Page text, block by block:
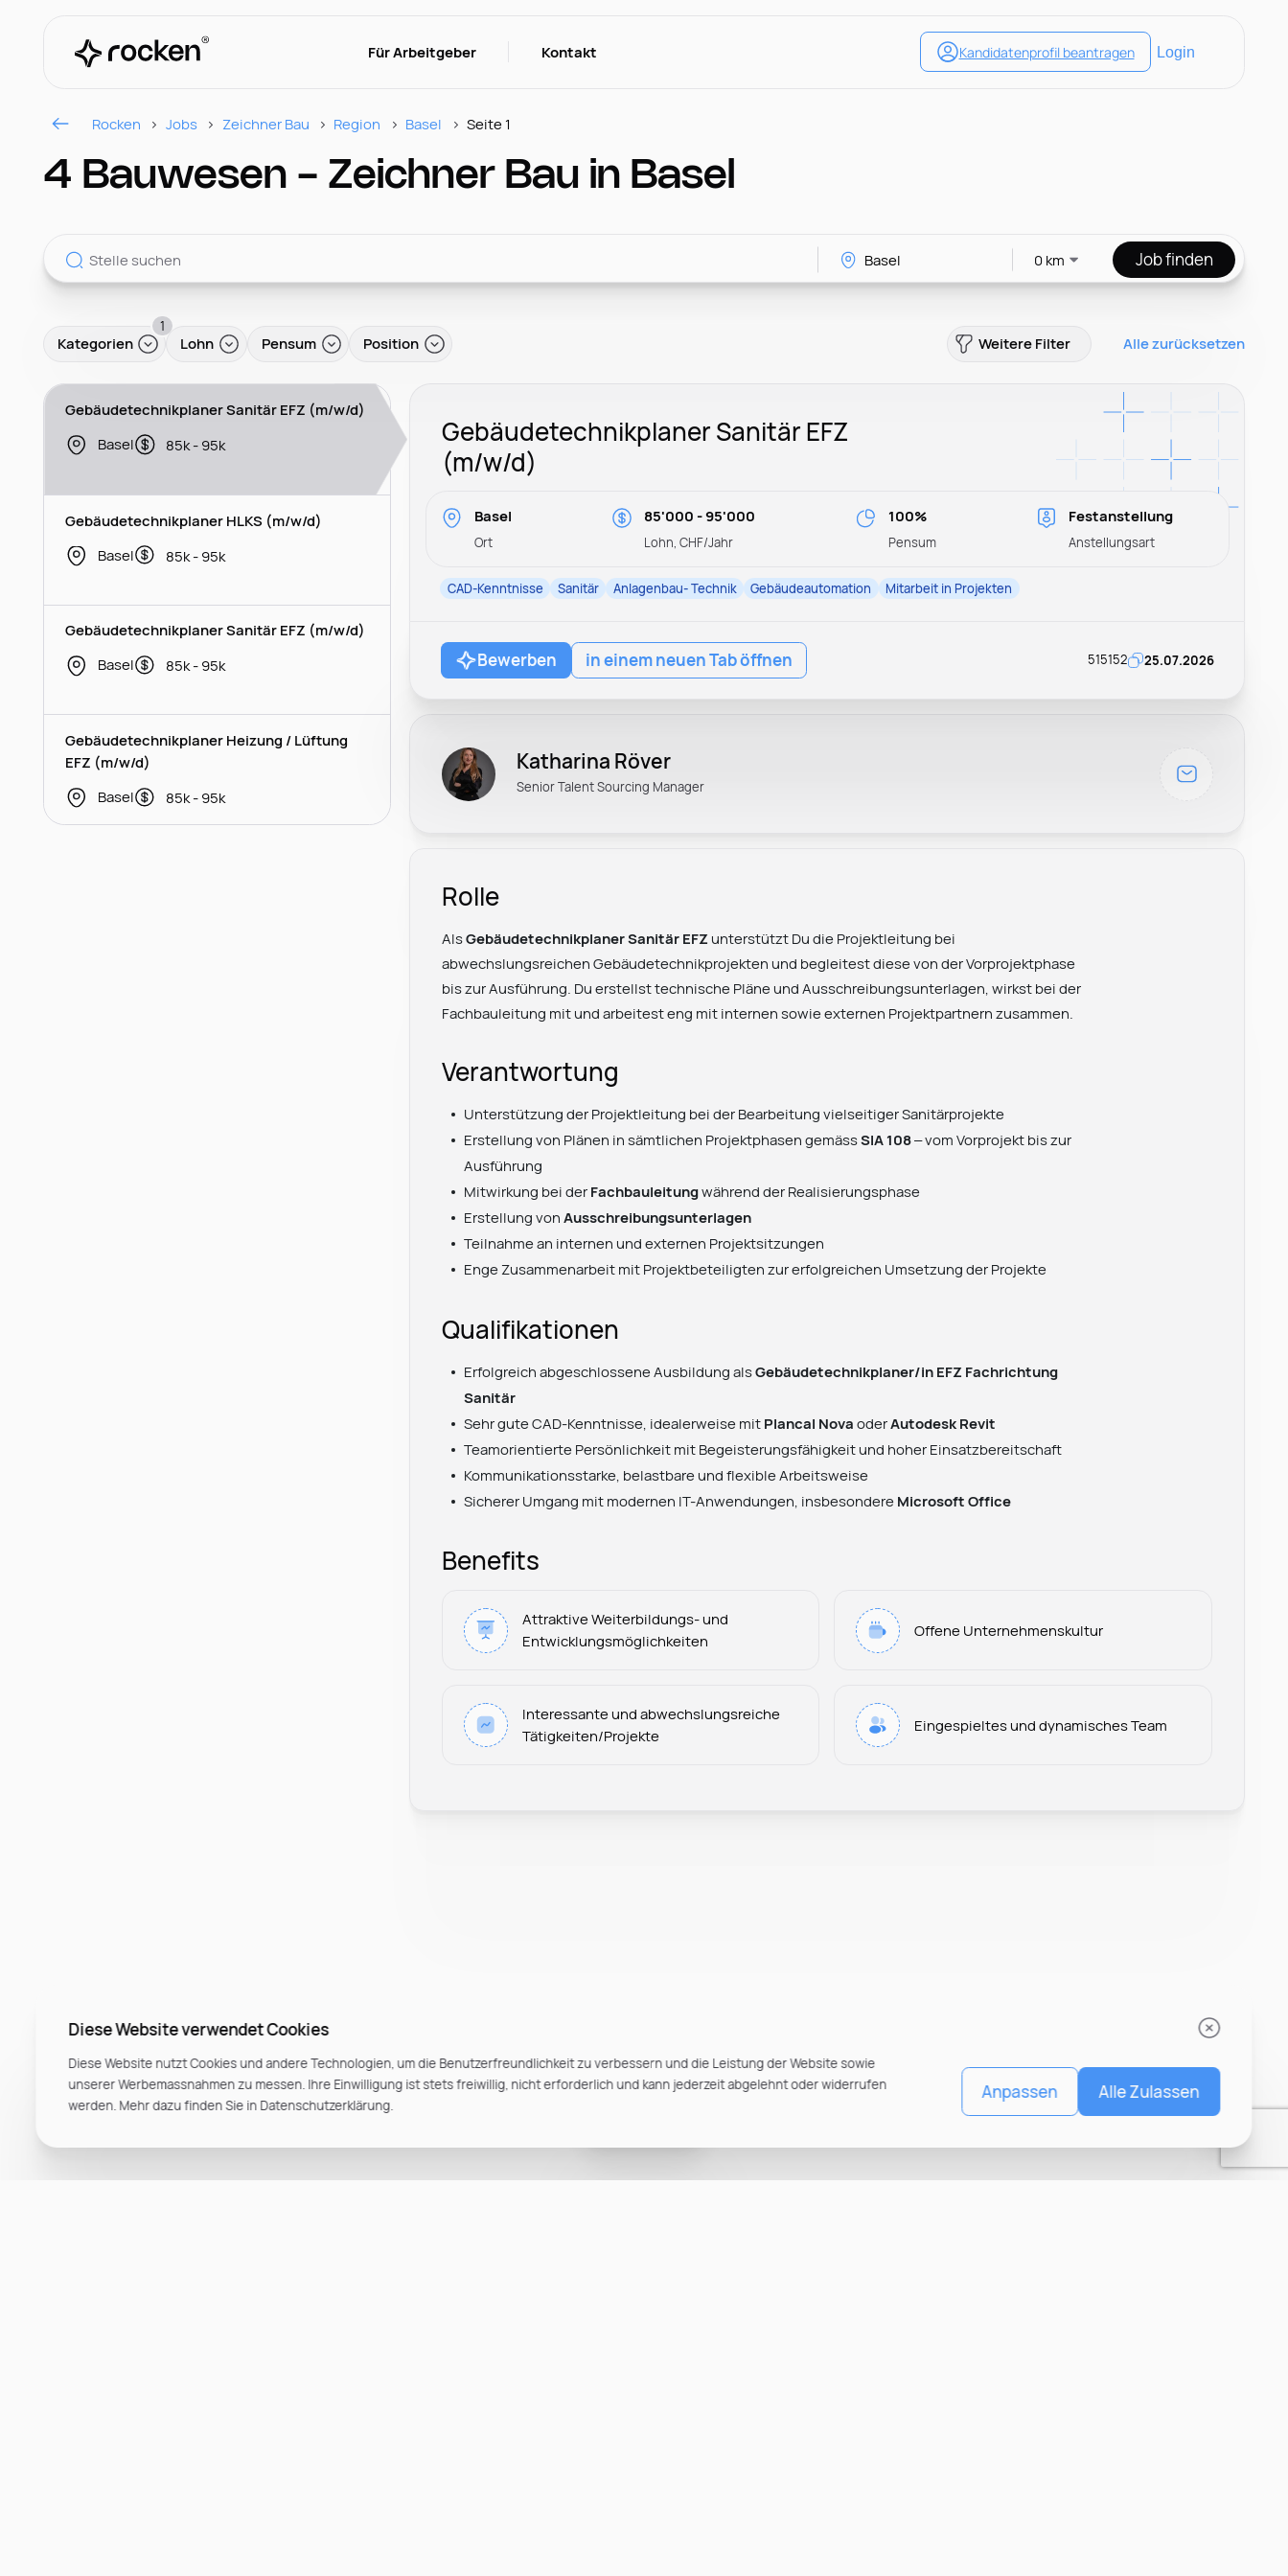
Für Arbeitgeber Kontakt
Rocken Jobs Zeichner Bau Region Basel Seite 1
4 Bauwesen - Zeichner Bau in Basel
0 km Job finden
Kategorien
1
Lohn Pensum Position Weitere Filter Alle zurücksetzen
Gebäudetechnikplaner Sanitär EFZ (m/w/d)
Basel
85k - 95k
Gebäudetechnikplaner HLKS (m/w/d)
Basel
85k - 95k
Gebäudetechnikplaner Sanitär EFZ (m/w/d)
Basel
85k - 95k
Gebäudetechnikplaner Heizung / Lüftung
EFZ (m/w/d)
Basel
85k - 95k
Gebäudetechnikplaner Sanitär EFZ
(m/w/d)
Basel
Ort
85'000 - 95'000
Lohn, CHF/Jahr
100%
Pensum
Festanstellung
Anstellungsart
CAD-Kenntnisse Sanitär Anlagenbau- Technik Gebäudeautomation Mitarbeit in Projekten
Bewerben in einem neuen Tab öffnen 515152 25.07.2026
Katharina Röver
Senior Talent Sourcing Manager
Rolle
AlsGebäudetechnikplaner Sanitär EFZ unterstützt Du die Projektleitung bei
abwechslungsreichen Gebäudetechnikprojekten und begleitest diese von der Vorprojektphase
bis zur Ausführung. Du erstellst technische Pläne und Ausschreibungsunterlagen, wirkst bei der
Fachbauleitung mit und arbeitest eng mit internen sowie externen Projektpartnern zusammen.
Verantwortung
Unterstützung der Projektleitung bei der Bearbeitung vielseitiger Sanitärprojekte
Erstellung von Plänen in sämtlichen Projektphasen gemässSIA 108– vom Vorprojekt bis zur
Ausführung
Mitwirkung bei der Fachbauleitungwährend der Realisierungsphase
Erstellung vonAusschreibungsunterlagen
Teilnahme an internen und externen Projektsitzungen
Enge Zusammenarbeit mit Projektbeteiligten zur erfolgreichen Umsetzung der Projekte
Qualifikationen
Erfolgreich abgeschlossene Ausbildung alsGebäudetechnikplaner/in EFZ Fachrichtung
Sanitär
Sehr gute CAD-Kenntnisse, idealerweise mit Plancal Nova oderAutodesk Revit
Teamorientierte Persönlichkeit mit Begeisterungsfähigkeit und hoher Einsatzbereitschaft
Kommunikationsstarke, belastbare und flexible Arbeitsweise
Sicherer Umgang mit modernen IT-Anwendungen, insbesondere Microsoft Office
Benefits
Attraktive Weiterbildungs- und
Entwicklungsmöglichkeiten
Offene Unternehmenskultur
Interessante und abwechslungsreiche
Tätigkeiten/Projekte
Eingespieltes und dynamisches Team
Leonard Ramin
Recruiter at Rocken
Diese Website verwendet Cookies
Diese Website nutzt Cookies und andere Technologien, um die Benutzerfreundlichkeit zu verbessern und die Leistung der Website sowie
unserer Werbemassnahmen zu messen. Ihre Einwilligung ist stets freiwillig, nicht erforderlich und kann jederzeit abgelehnt oder widerrufen
werden. Mehr dazu finden Sie in Datenschutzerklärung.
Anpassen Alle Zulassen